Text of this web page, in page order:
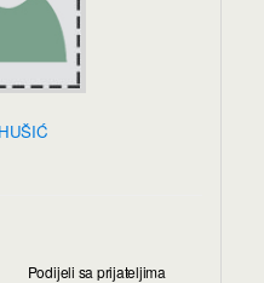
Podijeli sa prijateljima